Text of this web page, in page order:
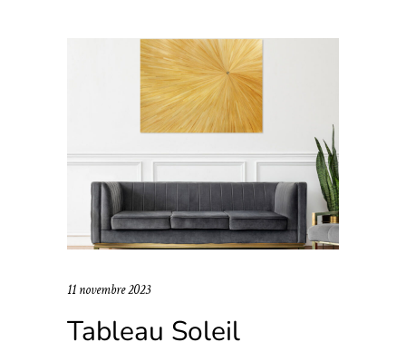
11 novembre 2023
Tableau Soleil